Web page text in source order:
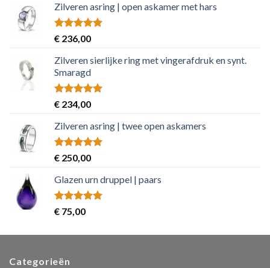
Zilveren asring | open askamer met hars
Rated5.00
out of 5
€ 236,00
Zilveren sierlijke ring met vingerafdruk en synt.
Smaragd
Rated5.00
out of 5
€ 234,00
Zilveren asring | twee open askamers
Rated5.00
out of 5
€ 250,00
Glazen urn druppel | paars
Rated5.00
out of 5
€ 75,00
Categorieën